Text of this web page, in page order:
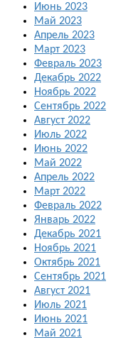
Июнь 2023
Май 2023
Апрель 2023
Март 2023
Февраль 2023
Декабрь 2022
Ноябрь 2022
Сентябрь 2022
Август 2022
Июль 2022
Июнь 2022
Май 2022
Апрель 2022
Март 2022
Февраль 2022
Январь 2022
Декабрь 2021
Ноябрь 2021
Октябрь 2021
Сентябрь 2021
Август 2021
Июль 2021
Июнь 2021
Май 2021